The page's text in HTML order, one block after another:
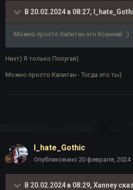
В 20.02.2024 в 08:27,
Можно просто Капитан это Ксанней. :)
Нихт) Я только Попугай)
Можно просто Капитан - Тогда это ты)
I_hate_Gothic
Опубликовано 20 февраля, 2024
В 20.02.2024 в 08:29, Xanney